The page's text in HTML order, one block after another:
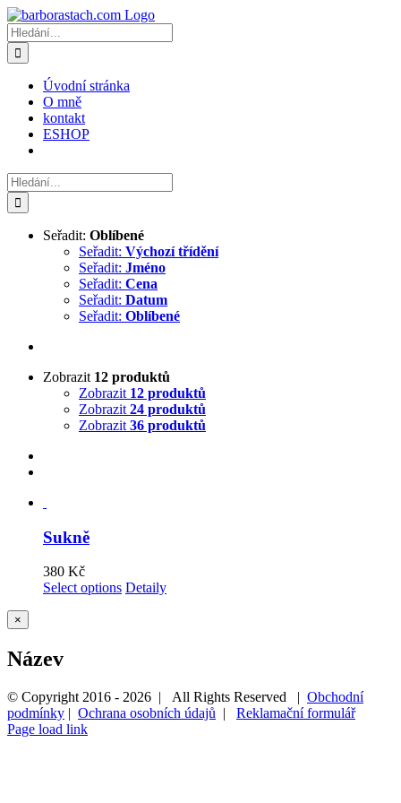
Přeskočit
na
obsah
Hledat:
Úvodní stránka
O mně
kontakt
ESHOP
Hledat:
Seřadit: Oblíbené
Seřadit: Výchozí třídění
Seřadit: Jméno
Seřadit: Cena
Seřadit: Datum
Seřadit: Oblíbené
Zobrazit 12 produktů
Zobrazit 12 produktů
Zobrazit 24 produktů
Zobrazit 36 produktů
Sukně
380 Kč
Select options Detaily
Zavřít
Rychlé
produktu
×
Název
© Copyright 2016 - 2026 | All Rights Reserved | Obchodní
podmínky | Ochrana osobních údajů | Reklamační formulář
Page load link